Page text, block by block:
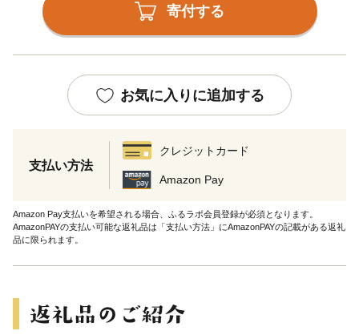
寄付する
お気に入りに追加する
支払い方法
クレジットカード
Amazon Pay
Amazon Pay支払いを希望される場合、ふるラボ会員登録が必須となります。
AmazonPAYの支払い可能な返礼品は「支払い方法」にAmazonPAYの記載がある返礼
品に限られます。